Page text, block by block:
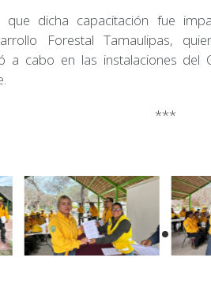
que dicha capacitación fue
Forestal Tamaulipas,
a cabo en las instalaciones del
***